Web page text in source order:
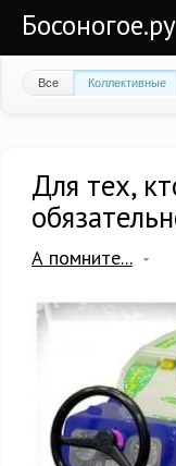
Все Коллективные
Для тех,
А помните...